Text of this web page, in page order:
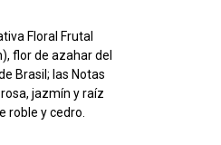
Floral Frutal
flor de azahar del
Brasil; las Notas
jazmín y raíz
roble y cedro.